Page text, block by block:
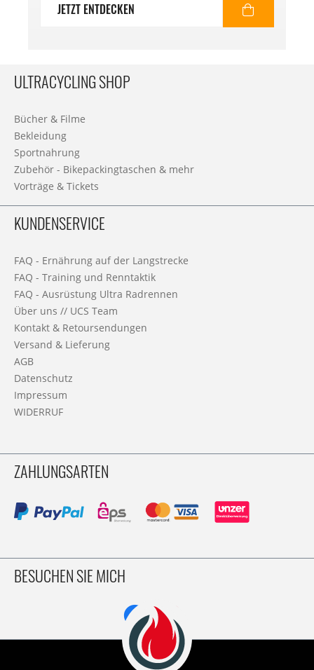
JETZT ENTDECKEN
ULTRACYCLING SHOP
Bücher & Filme
Bekleidung
Sportnahrung
Zubehör - Bikepackingtaschen & mehr
Vorträge & Tickets
KUNDENSERVICE
FAQ - Ernährung auf der Langstrecke
FAQ - Training und Renntaktik
FAQ - Ausrüstung Ultra Radrennen
Über uns // UCS Team
Kontakt & Retoursendungen
Versand & Lieferung
AGB
Datenschutz
Impressum
WIDERRUF
ZAHLUNGSARTEN
BESUCHEN SIE MICH